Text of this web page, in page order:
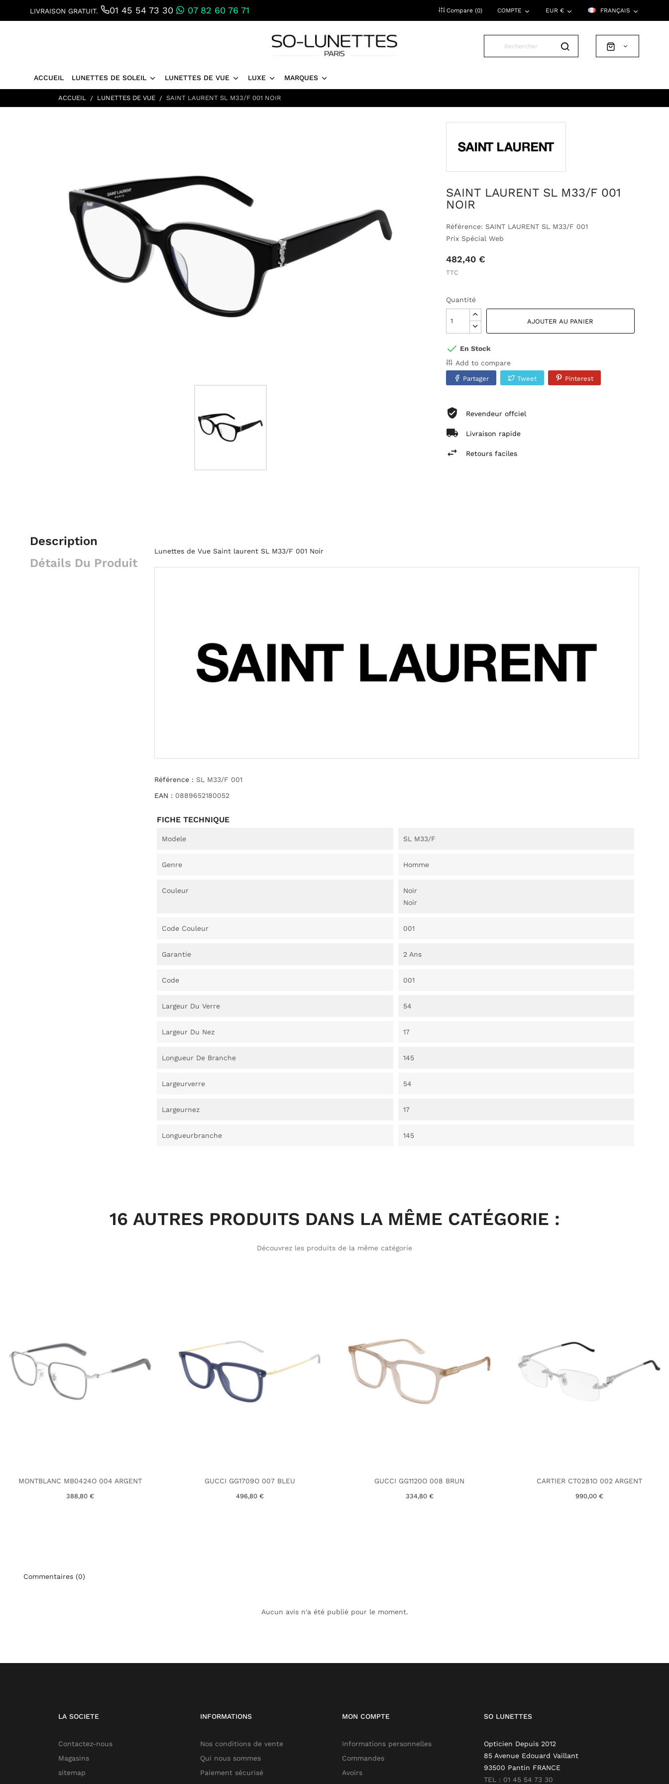
LIVRAISON GRATUIT. 01 45 54 73 30 07 82 60 76 71 FRANÇAIS
EUR €
COMPTE
Compare (0)
ACCUEIL LUNETTES DE SOLEIL LUNETTES DE VUE LUXE MARQUES
ACCUEIL LUNETTES DE VUE SAINT LAURENT SL M33/F 001 NOIR
SAINT LAURENT SL M33/F 001
NOIR
Référence: SAINT LAURENT SL M33/F 001
Prix Spécial Web
482,40 €
TTC
Quantité
AJOUTER AU PANIER
En Stock
Add to compare
Partager Tweet Pinterest
Revendeur offciel
Livraison rapide
Retours faciles
Description
Détails Du Produit
Lunettes de Vue Saint laurent SL M33/F 001 Noir
Référence : SL M33/F 001
EAN : 0889652180052
FICHE TECHNIQUE
Modele SL M33/F
Genre Homme
Couleur
Noir
Noir
Code Couleur 001
Garantie 2 Ans
Code 001
Largeur Du Verre 54
Largeur Du Nez 17
Longueur De Branche 145
Largeurverre 54
Largeurnez 17
Longueurbranche 145
16 AUTRES PRODUITS DANS LA MÊME CATÉGORIE :
Découvrez les produits de la même catégorie
MONTBLANC MB0424O 004 ARGENT
388,80 €
GUCCI GG1709O 007 BLEU
496,80 €
GUCCI GG1120O 008 BRUN
334,80 €
CARTIER CT0281O 002 ARGENT
990,00 €
Commentaires (0)
Aucun avis n'a été publié pour le moment.
LA SOCIETE
Contactez-nous
Magasins
sitemap
INFORMATIONS
Nos conditions de vente
Qui nous sommes
Paiement sécurisé
MON COMPTE
Informations personnelles
Commandes
Avoirs
SO LUNETTES
Opticien Depuis 2012
85 Avenue Edouard Vaillant
93500 Pantin FRANCE
TEL : 01 45 54 73 30